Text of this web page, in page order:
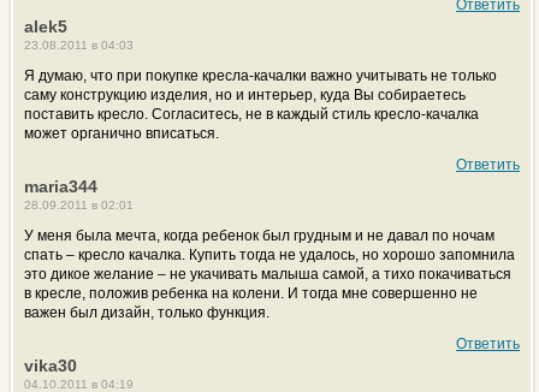
Ответить
alek5
23.08.2011 в 04:03
Я думаю, что при покупке кресла-качалки важно учитывать не только
саму конструкцию изделия, но и интерьер, куда Вы собираетесь
поставить кресло. Согласитесь, не в каждый стиль кресло-качалка
может органично вписаться.
Ответить
maria344
28.09.2011 в 02:01
У меня была мечта, когда ребенок был грудным и не давал по ночам
спать – кресло качалка. Купить тогда не удалось, но хорошо запомнила
это дикое желание – не укачивать малыша самой, а тихо покачиваться
в кресле, положив ребенка на колени. И тогда мне совершенно не
важен был дизайн, только функция.
Ответить
vika30
04.10.2011 в 04:19